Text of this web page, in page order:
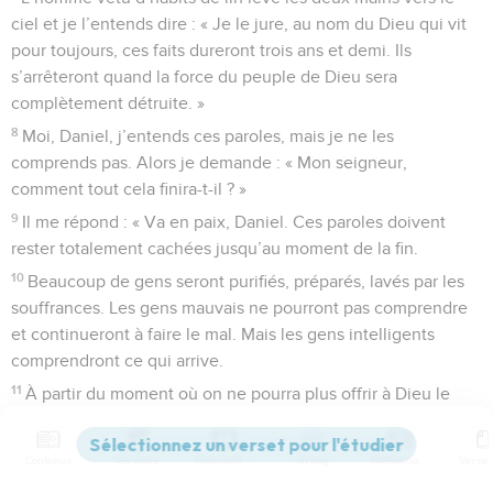
ciel et je l’entends dire : « Je le jure, au nom du Dieu qui vit
pour toujours, ces faits dureront trois ans et demi. Ils
s’arrêteront quand la force du peuple de Dieu sera
complètement détruite. »
8 Moi, Daniel, j’entends ces paroles, mais je ne les
comprends pas. Alors je demande : « Mon seigneur,
comment tout cela finira-t-il ? »
9 Il me répond : « Va en paix, Daniel. Ces paroles doivent
rester totalement cachées jusqu’au moment de la fin.
10 Beaucoup de gens seront purifiés, préparés, lavés par les
souffrances. Les gens mauvais ne pourront pas comprendre
et continueront à faire le mal. Mais les gens intelligents
comprendront ce qui arrive.
11 À partir du moment où on ne pourra plus offrir à Dieu le
placée sur l’autel, il y aura 1 290 jours.
Versions Commentaires Strong